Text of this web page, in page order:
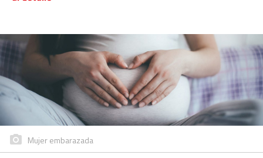
Mujer embarazada